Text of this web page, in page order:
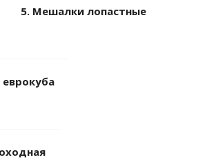
5. Мешалки лопастные